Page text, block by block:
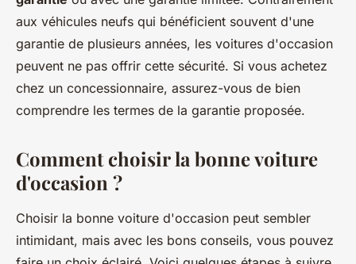
aux véhicules neufs qui bénéficient souvent d'une
garantie de plusieurs années, les voitures d'occasion
peuvent ne pas offrir cette sécurité. Si vous achetez
chez un concessionnaire, assurez-vous de bien
comprendre les termes de la garantie proposée.
Comment choisir la bonne voiture
d'occasion ?
Choisir la bonne voiture d'occasion peut sembler
intimidant, mais avec les bons conseils, vous pouvez